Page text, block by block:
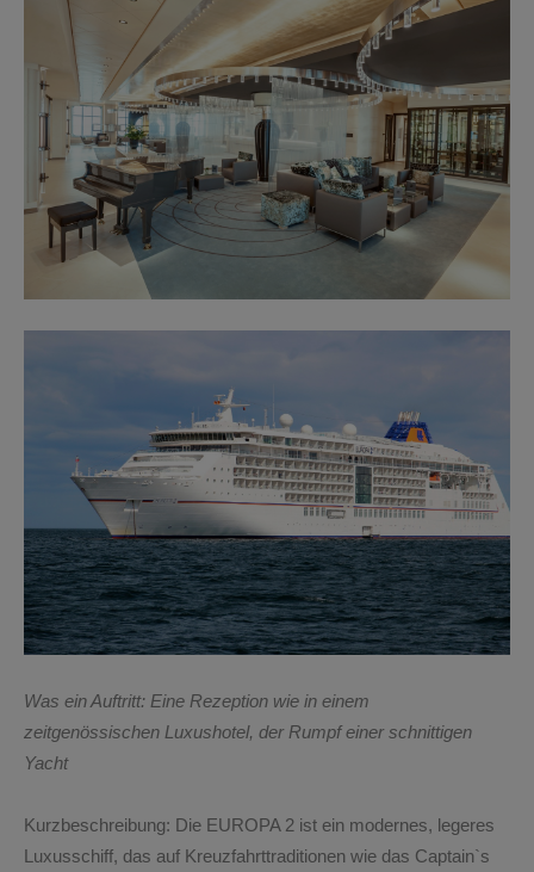
Was ein Auftritt: Eine Rezeption wie in einem
zeitgenössischen Luxushotel, der Rumpf einer schnittigen
Yacht
Kurzbeschreibung: Die EUROPA 2 ist ein modernes, legeres
Luxusschiff, das auf Kreuzfahrttraditionen wie das Captain`s